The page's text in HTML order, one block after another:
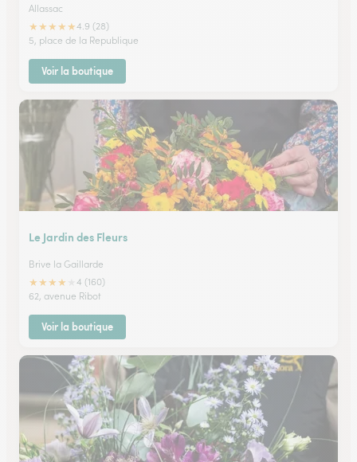
Allassac
★★★★★4.9 (28)
5, place de la Republique
Voir la boutique
Le Jardin des Fleurs
Brive la Gaillarde
★★★★
4 (160)
62, avenue Ribot
Voir la boutique